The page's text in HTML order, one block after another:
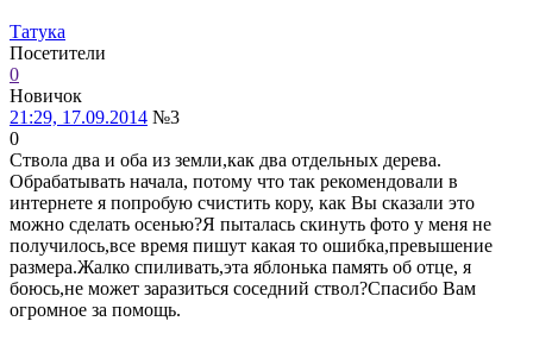
Татука
Посетители
0
Новичок
21:29, 17.09.2014 №3
0
Ствола два и оба из земли,как два отдельных дерева.
Обрабатывать начала, потому что так рекомендовали в
интернете я попробую счистить кору, как Вы сказали это
можно сделать осенью?Я пыталась скинуть фото у меня не
получилось,все время пишут какая то ошибка,превышение
размера.Жалко спиливать,эта яблонька память об отце, я
боюсь,не может заразиться соседний ствол?Спасибо Вам
огромное за помощь.